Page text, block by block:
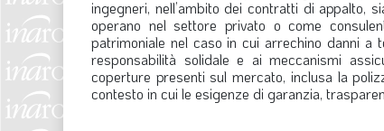
ingegneri, nell’ambito dei contratti di appalto,
operano nel settore privato o come
patrimoniale nel caso in cui arrechino danni a
responsabilità solidale e ai meccanismi
coperture presenti sul mercato, inclusa la
contesto in cui le esigenze di garanzia,